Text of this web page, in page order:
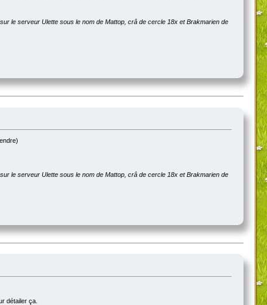
le serveur Ulette sous le nom de Mattop, crâ de cercle 18x et Brakmarien de
le serveur Ulette sous le nom de Mattop, crâ de cercle 18x et Brakmarien de
détailer ça.